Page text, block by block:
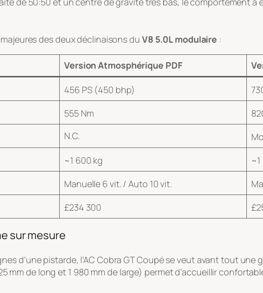
des deux déclinaisons du V8 5.0L modulaire :
Version Atmosphérique PDF
456 PS (450 bhp)
555 Nm
N.C.
~1 600 kg
Manuelle 6 vit. / Auto 10 vit.
£234 300
sur mesure
d’une pistarde, l’AC Cobra GT Coupé se veut avant tout
mm de long et 1 980 mm de large) permet d’accueillir